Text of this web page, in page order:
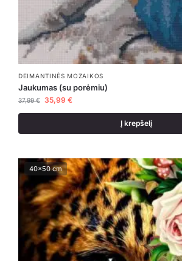
DEIMANTINĖS MOZAIKOS
Jaukumas (su porėmiu)
37,99€ 35,99 €
Į krepšelį
40x50 cm